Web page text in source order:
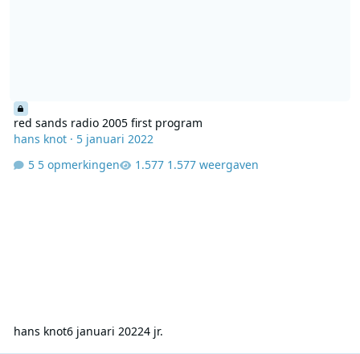
red sands radio 2005 first program
hans knot· 5 januari 2022
5 opmerkingen
1.577 weergaven
hans knot6 januari 20224 jr.